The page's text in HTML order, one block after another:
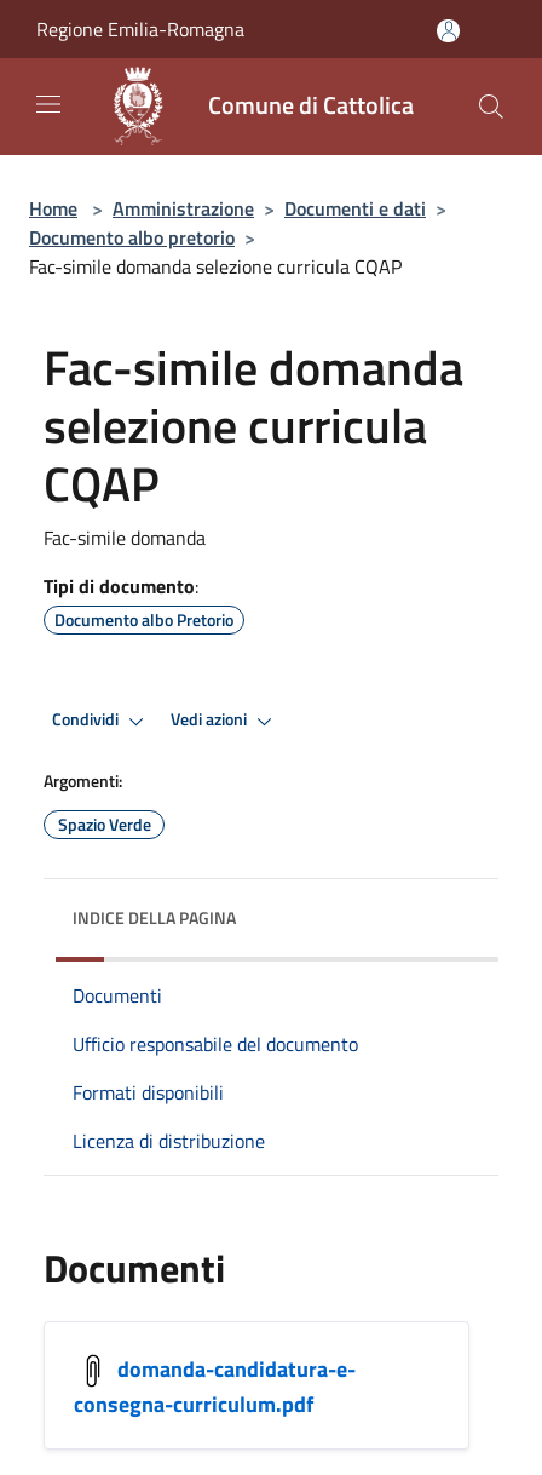
Regione Emilia-Romagna
Comune di Cattolica
Home > Amministrazione > Documenti e dati >
Documento albo pretorio >
Fac-simile domanda selezione curricula CQAP
Fac-simile domanda
selezione curricula
CQAP
Fac-simile domanda
Tipi di documento:
Documento albo Pretorio
Condividi Vedi azioni
Argomenti:
Spazio Verde
INDICE DELLA PAGINA
Documenti
Ufficio responsabile del documento
Formati disponibili
Licenza di distribuzione
Documenti
domanda-candidatura-e-
consegna-curriculum.pdf